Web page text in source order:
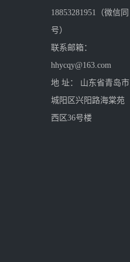
18853281951（微信同
号）
联系邮箱：
hhycqy@163.com
地 址： 山东省青岛市
城阳区兴阳路海棠苑
西区36号楼